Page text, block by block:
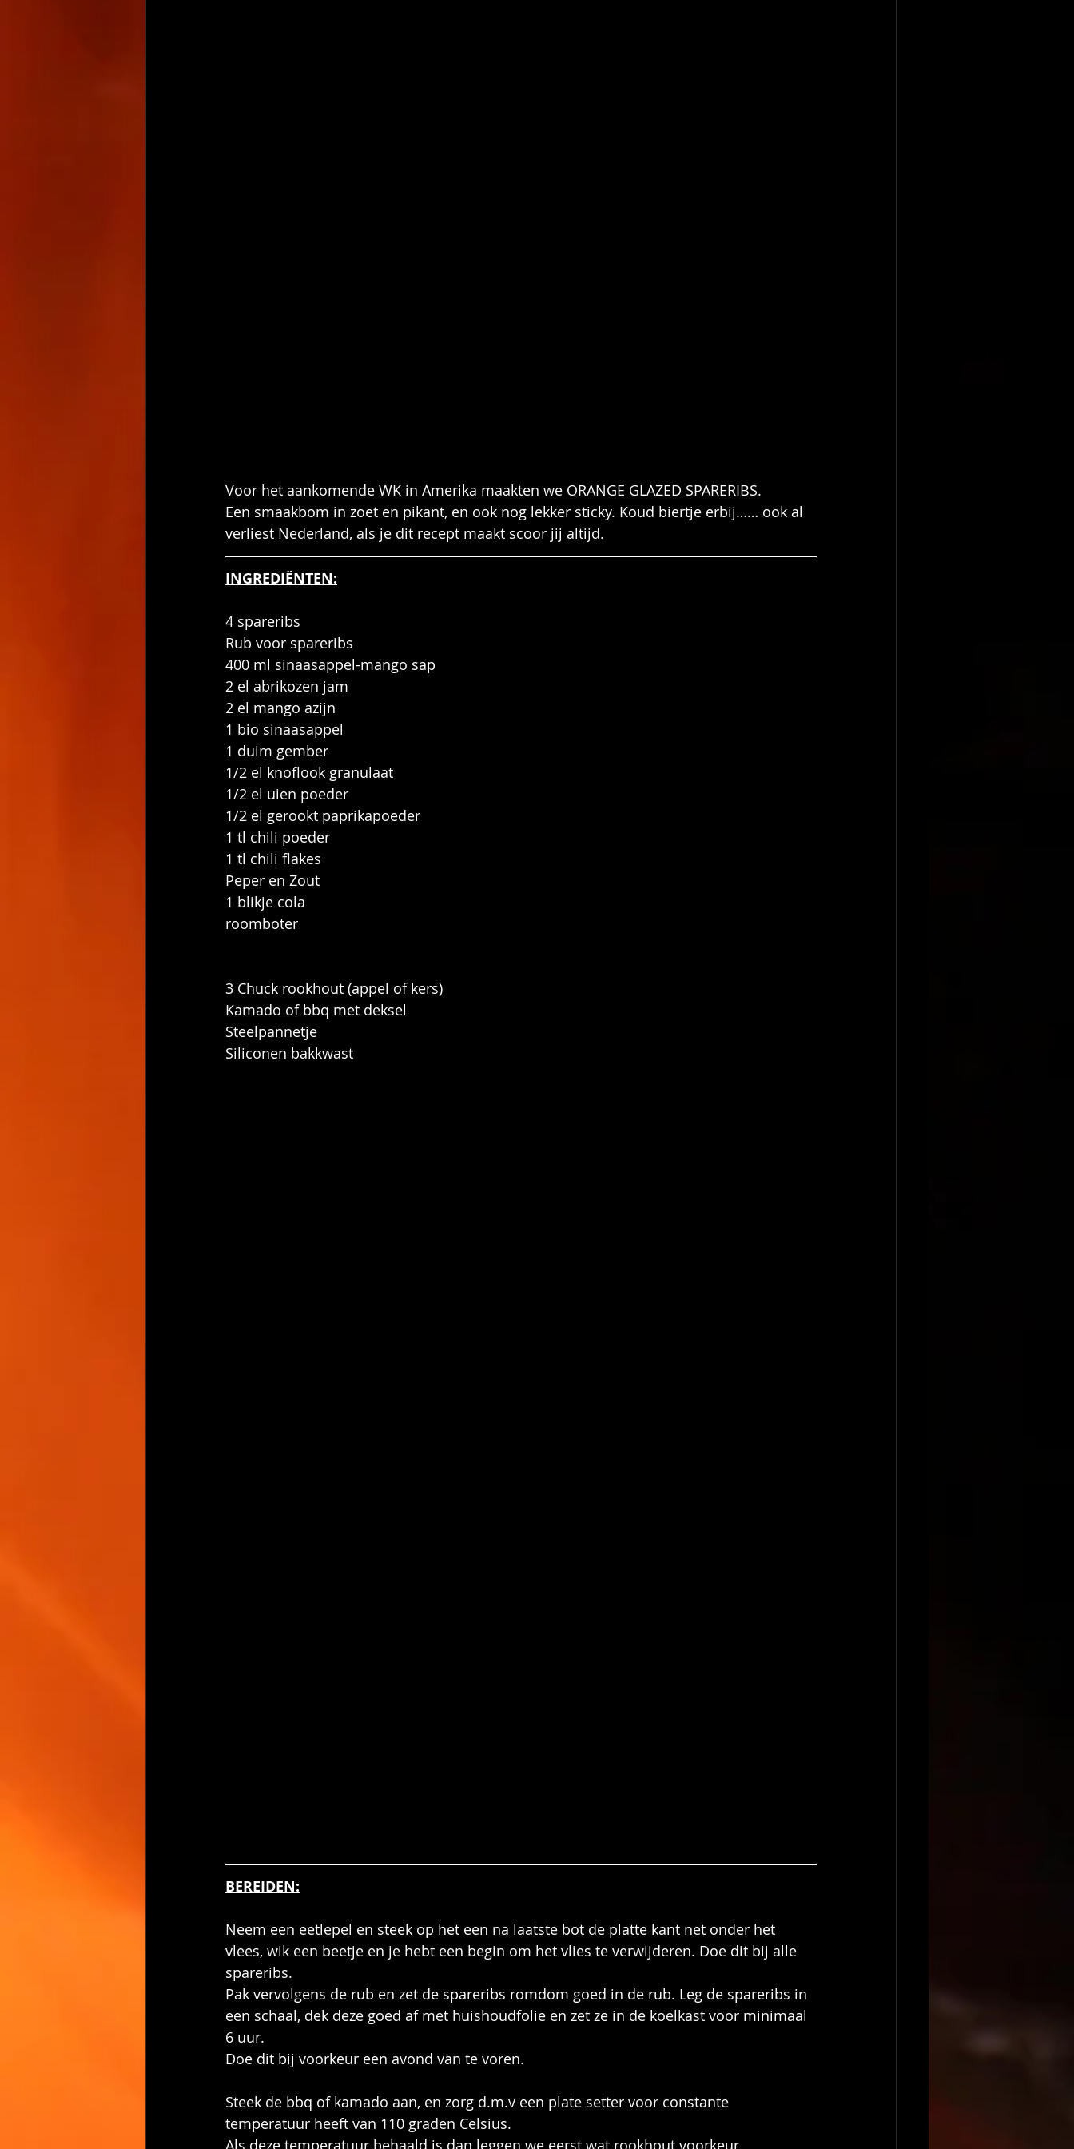
Voor het aankomende WK in Amerika maakten we ORANGE GLAZED SPARERIBS.
Een smaakbom in zoet en pikant, en ook nog lekker sticky. Koud biertje erbij…… ook al
verliest Nederland, als je dit recept maakt scoor jij altijd.
INGREDIËNTEN:
4 spareribs
Rub voor spareribs
400 ml sinaasappel-mango sap
2 el abrikozen jam
2 el mango azijn
1 bio sinaasappel
1 duim gember
1/2 el knoflook granulaat
1/2 el uien poeder
1/2 el gerookt paprikapoeder
1 tl chili poeder
1 tl chili flakes
Peper en Zout
1 blikje cola
roomboter
3 Chuck rookhout (appel of kers)
Kamado of bbq met deksel
Steelpannetje
Siliconen bakkwast
BEREIDEN:
Neem een eetlepel en steek op het een na laatste bot de platte kant net onder het
vlees, wik een beetje en je hebt een begin om het vlies te verwijderen. Doe dit bij alle
spareribs.
Pak vervolgens de rub en zet de spareribs romdom goed in de rub. Leg de spareribs in
een schaal, dek deze goed af met huishoudfolie en zet ze in de koelkast voor minimaal
6 uur.
Doe dit bij voorkeur een avond van te voren.
Steek de bbq of kamado aan, en zorg d.m.v een plate setter voor constante
temperatuur heeft van 110 graden Celsius.